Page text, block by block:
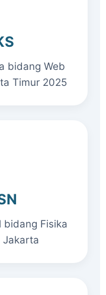
bidang Web
Timur 2025
bidang Fisika
Jakarta